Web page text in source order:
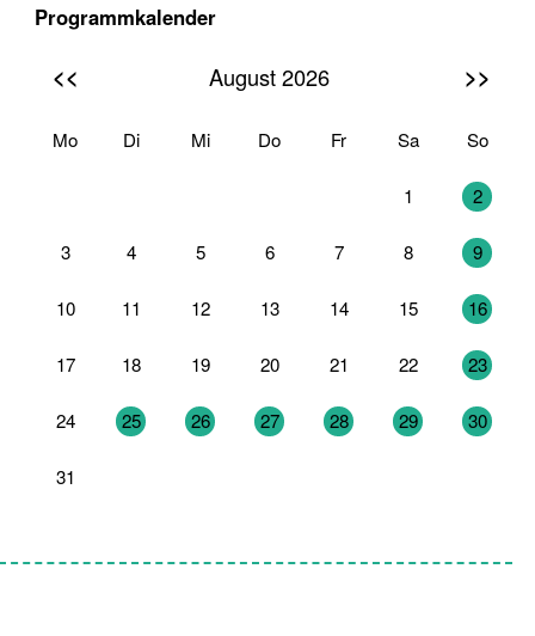
Programmkalender
<< August 2026 >>
Mo Di Mi Do Fr Sa So
1 2
3 4 5 6 7 8 9
10 11 12 13 14 15 16
17 18 19 20 21 22 23
24 25 26 27 28 29 30
31